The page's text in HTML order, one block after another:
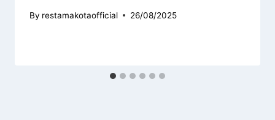
By restamakotaofficial 26/08/2025